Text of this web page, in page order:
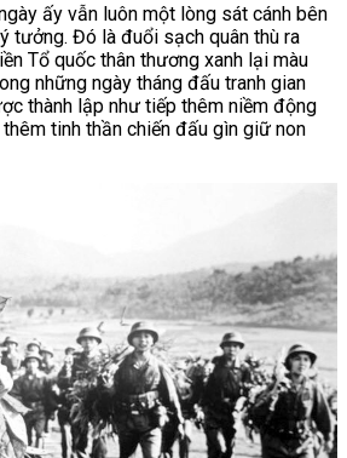
ấy vẫn luôn một lòng sát cánh bên
tưởng. Đó là đuổi sạch quân thù ra
Tổ quốc thân thương xanh lại màu
những ngày tháng đấu tranh gian
thành lập như tiếp thêm niềm động
tinh thần chiến đấu gìn giữ non